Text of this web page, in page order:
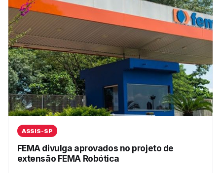
ASSIS-SP
FEMA divulga aprovados no projeto de
extensão FEMA Robótica